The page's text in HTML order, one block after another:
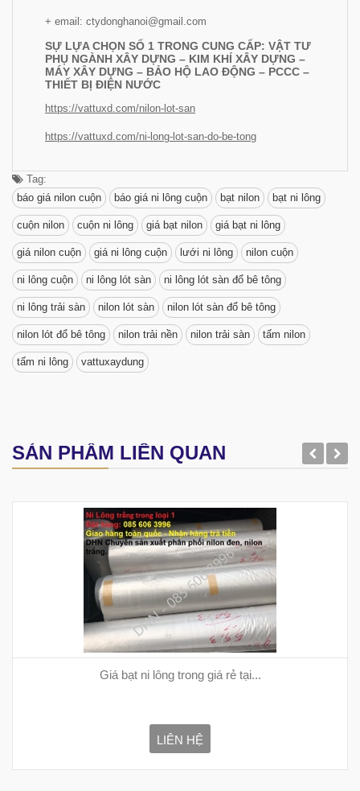
+ email: ctydonghanoi@gmail.com
SỰ LỰA CHỌN SỐ 1 TRONG CUNG CẤP: VẬT TƯ
PHỤ NGÀNH XÂY DỰNG – KIM KHÍ XÂY DỰNG –
MÁY XÂY DỰNG – BẢO HỘ LAO ĐỘNG – PCCC –
THIẾT BỊ ĐIỆN NƯỚC
https://vattuxd.com/nilon-lot-san
https://vattuxd.com/ni-long-lot-san-do-be-tong
Tag:
báo giá nilon cuộn
báo giá ni lông cuộn bạt nilon bạt ni lông
cuộn nilon cuộn ni lông giá bạt nilon giá bạt ni lông
giá nilon cuộn giá ni lông cuộn lưới ni lông nilon cuộn
ni lông cuộn ni lông lót sàn ni lông lót sàn đổ bê tông
ni lông trải sàn nilon lót sàn nilon lót sàn đổ bê tông
nilon lót đổ bê tông nilon trải nền nilon trải sàn tấm nilon
tấm ni lông vattuxaydung
SẢN PHẨM LIÊN QUAN
Giá bạt ni lông trong giá rẻ tại...
LIÊN HỆ